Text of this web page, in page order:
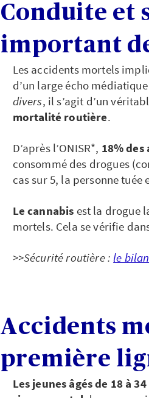
Conduite et
important
Les accidents mortels
d’un large écho
divers, il s’agit d’un
mortalité routière.
D’après l’ONISR*, 18%
consommé des drogues
cas sur 5, la personne
Le cannabis est la drogue
mortels. Cela se vérifie
>>Sécurité routière :le
Accidents
première
Les jeunes âgés de 18 à